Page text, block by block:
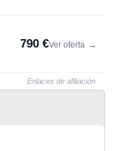
790 €Ver oferta →
Enlaces de afiliación